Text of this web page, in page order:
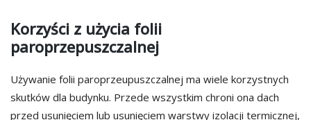
Korzyści z użycia folii
paroprzepuszczalnej
Używanie folii paroprzeupuszczalnej ma wiele korzystnych
skutków dla budynku. Przede wszystkim chroni ona dach
przed usunięciem lub usunięciem warstwy izolacji termicznej,